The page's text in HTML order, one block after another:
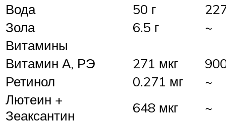
Вода
50 г
Зола
6.5 г
~
Витамины
Витамин А, РЭ
271 мкг
Ретинол
0.271 мг
~
Лютеин +
Зеаксантин
648 мкг
~